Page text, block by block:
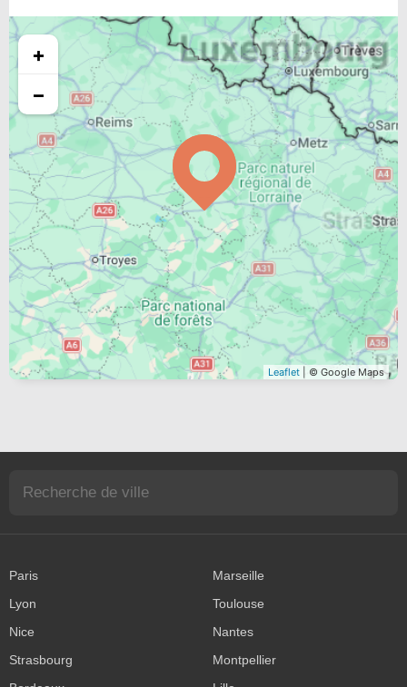
+
−
Leaflet | © Google Maps
Paris
Marseille
Lyon
Toulouse
Nice
Nantes
Strasbourg
Montpellier